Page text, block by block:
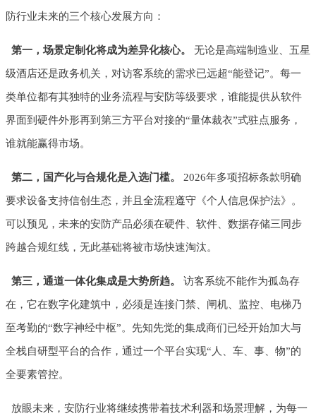
防行业未来的三个核心发展方向：
第一，场景定制化将成为差异化核心。 无论是高端制造业、五星
级酒店还是政务机关，对访客系统的需求已远超“能登记”。每一
类单位都有其独特的业务流程与安防等级要求，谁能提供从软件
界面到硬件外形再到第三方平台对接的“量体裁衣”式驻点服务，
谁就能赢得市场。
第二，国产化与合规化是入选门槛。 2026年多项招标条款明确
要求设备支持信创生态，并且全流程遵守《个人信息保护法》。
可以预见，未来的安防产品必须在硬件、软件、数据存储三同步
跨越合规红线，无此基础将被市场快速淘汰。
第三，通道一体化集成是大势所趋。 访客系统不能作为孤岛存
在，它在数字化建筑中，必须是连接门禁、闸机、监控、电梯乃
至考勤的“数字神经中枢”。先知先觉的集成商们已经开始加大与
全栈自研型平台的合作，通过一个平台实现“人、车、事、物”的
全要素管控。
放眼未来，安防行业将继续携带着技术利器和场景理解，为每一